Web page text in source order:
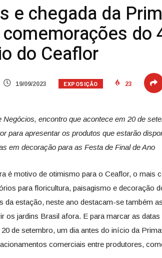
e chegada da
do
do Ceaflor
19/09/2023 EXPOSIÇÃO 23
Negócios, encontro que acontece em 20 de
para apresentar os produtos que estarão
em decoração para as Festa de Final de Ano
é motivo de otimismo para o Ceaflor, o mais
para floricultura, paisagismo e decoração
da estação, neste ano destacam-se também
os jardins Brasil afora. E para marcar as
de setembro, um dia antes do início da
comerciais entre produtores,